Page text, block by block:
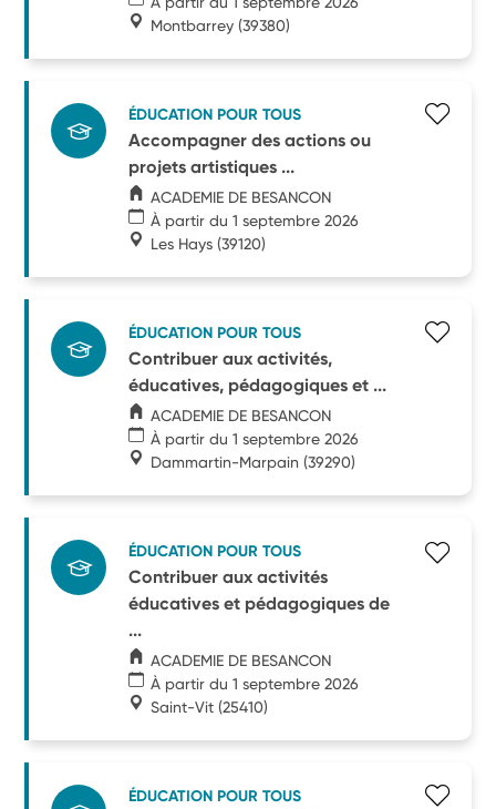
Montbarrey (39380)
ÉDUCATION POUR TOUS
Accompagner des actions ou
projets artistiques ...
ACADEMIE DE BESANCON
À partir du 1 septembre 2026
Les Hays (39120)
ÉDUCATION POUR TOUS
Contribuer aux activités,
éducatives, pédagogiques et ...
ACADEMIE DE BESANCON
À partir du 1 septembre 2026
Dammartin-Marpain (39290)
ÉDUCATION POUR TOUS
Contribuer aux activités
éducatives et pédagogiques de
...
ACADEMIE DE BESANCON
À partir du 1 septembre 2026
Saint-Vit (25410)
ÉDUCATION POUR TOUS